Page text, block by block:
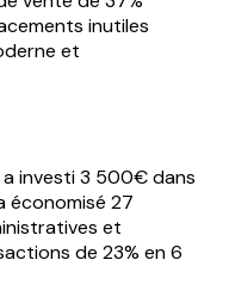
inutiles
et
a investi 3 500€ dans
économisé 27
et
de 23% en 6